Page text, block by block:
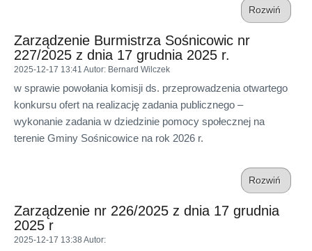
Rozwiń
Zarządzenie Burmistrza Sośnicowic nr
227/2025 z dnia 17 grudnia 2025 r.
2025-12-17 13:41 Autor: Bernard Wilczek
w sprawie powołania komisji ds. przeprowadzenia otwartego
konkursu ofert na realizację zadania publicznego –
wykonanie zadania w dziedzinie pomocy społecznej na
terenie Gminy Sośnicowice na rok 2026 r.
Rozwiń
Zarządzenie nr 226/2025 z dnia 17 grudnia
2025 r
2025-12-17 13:38 Autor: